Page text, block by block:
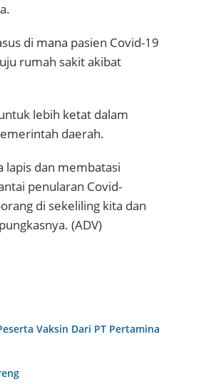
di mana pasien Covid-19
rumah sakit akibat
lebih ketat dalam
daerah.
lapis dan membatasi
penularan Covid-
di sekeliling kita dan
(ADV)
Vaksin Dari PT Pertamina